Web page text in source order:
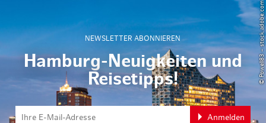
NEWSLETTER ABONNIEREN
Hamburg-Neuigkeiten und
Reisetipps!
Anmelden
© Powell83 – stock.adobe.com